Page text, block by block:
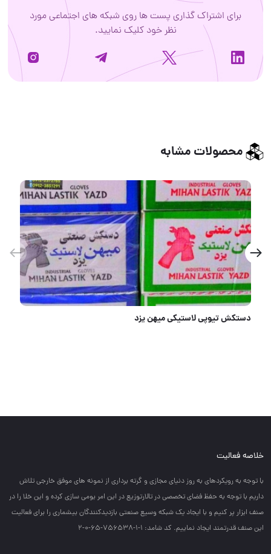
برای اشتراک گذاری پست ها روی شبکه های اجتماعی مورد
نظر خود کلیک نمایید.
محصولات مشابه
فروشگاه محصولات ایمنی رحیمی
خلاصه فعالیت
با توجه به رويكردهاي به روز دنياي مجازي و گرته برداري از نمونه هاي موفق خارجي تلاش
داريم با توجه به حفظ فضاي تخصصي در تالارتوزيع در اين امر بومي سازي كرده و اين خلا را در
صنف ابزار پر كنيم و با ايجاد يك شبكه وسيع صنعتي بازديدكنندگان بيشماري را براي فعاليت
اين صنف قدرتمند ايجاد نماييم. کد شامد: 1-1-756538-65-0-2